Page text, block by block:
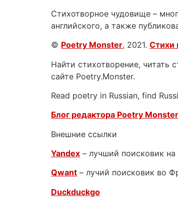
Стихотворное чудовище –
английского, а также
© Poetry Monster, 2021. Стихи
Найти стихотворение, читать
сайте Poetry.Monster.
Read poetry in Russian, find
Блог редактора Poetry
Внешние ссылки
Yandex – лучший поисковик
Qwant – лучий поисковик во
Duckduckgo